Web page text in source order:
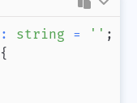
: string = '' ;
{